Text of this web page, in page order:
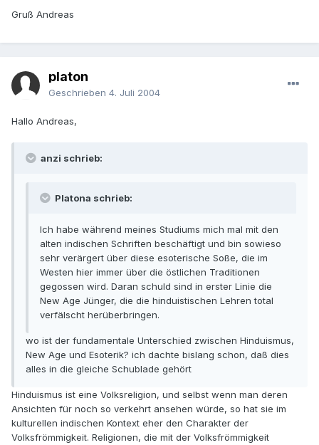
Gruß Andreas
platon
Geschrieben 4. Juli 2004
Hallo Andreas,
anzi schrieb:
Platona schrieb:
Ich habe während meines Studiums mich mal mit den
alten indischen Schriften beschäftigt und bin sowieso
sehr verärgert über diese esoterische Soße, die im
Westen hier immer über die östlichen Traditionen
gegossen wird. Daran schuld sind in erster Linie die
New Age Jünger, die die hinduistischen Lehren total
verfälscht herüberbringen.
wo ist der fundamentale Unterschied zwischen Hinduismus,
New Age und Esoterik? ich dachte bislang schon, daß dies
alles in die gleiche Schublade gehört
Hinduismus ist eine Volksreligion, und selbst wenn man deren
Ansichten für noch so verkehrt ansehen würde, so hat sie im
kulturellen indischen Kontext eher den Charakter der
Volksfrömmigkeit. Religionen, die mit der Volksfrömmigkeit